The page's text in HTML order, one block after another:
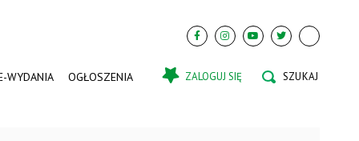
WYDANIA OGŁOSZENIA ZALOGUJ SIĘ